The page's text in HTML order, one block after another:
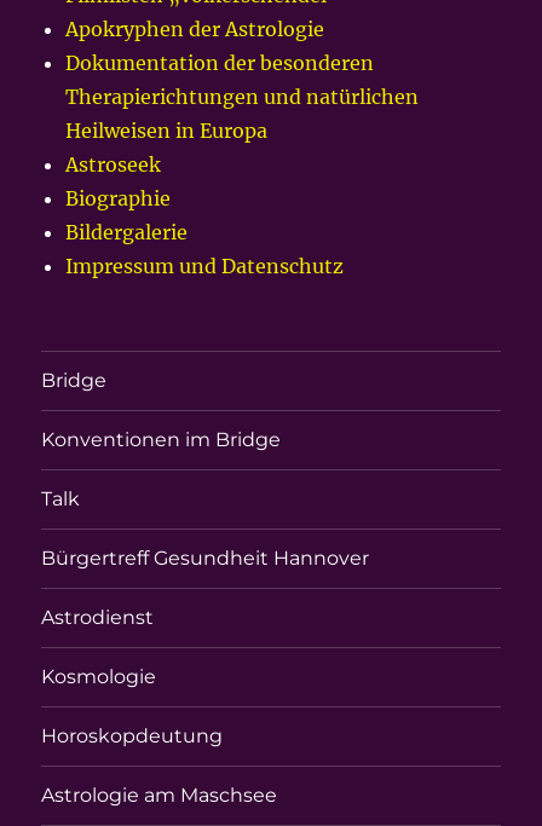
Apokryphen der Astrologie
Dokumentation der besonderen
Therapierichtungen und natürlichen
Heilweisen in Europa
Astroseek
Biographie
Bildergalerie
Impressum und Datenschutz
Bridge
Konventionen im Bridge
Talk
Bürgertreff Gesundheit Hannover
Astrodienst
Kosmologie
Horoskopdeutung
Astrologie am Maschsee